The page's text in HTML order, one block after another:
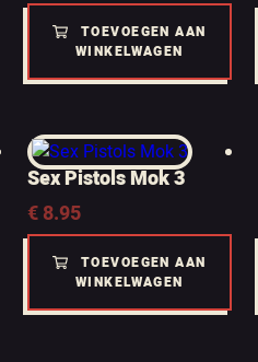
TOEVOEGEN AAN
WINKELWAGEN
Sex Pistols Mok 3
€8.95
TOEVOEGEN AAN
WINKELWAGEN